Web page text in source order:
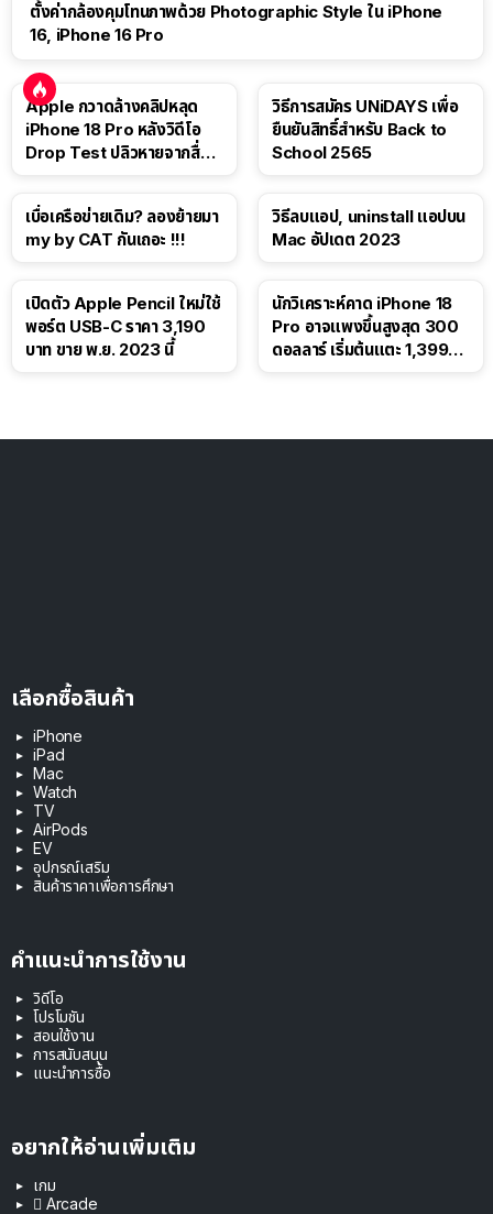
ตั้งค่ากล้องคุมโทนภาพด้วย Photographic Style ใน iPhone
16, iPhone 16 Pro
Apple กวาดล้างคลิปหลุด
iPhone 18 Pro หลังวิดีโอ
Drop Test ปลิวหายจากสื่อ
วิธีการสมัคร UNiDAYS เพื่อ
ยืนยันสิทธิ์สำหรับ Back to
School 2565
เบื่อเครือข่ายเดิม? ลองย้ายมา
my by CAT กันเถอะ !!!
วิธีลบแอป, uninstall แอปบน
Mac อัปเดต 2023
เปิดตัว Apple Pencil ใหม่ใช้
พอร์ต USB-C ราคา 3,190
บาท ขาย พ.ย. 2023 นี้
นักวิเคราะห์คาด iPhone 18
Pro อาจแพงขึ้นสูงสุด 300
ดอลลาร์ เริ่มต้นแตะ 1,399
เลือกซื้อสินค้า
iPhone
iPad
Mac
Watch
TV
AirPods
EV
อุปกรณ์เสริม
สินค้าราคาเพื่อการศึกษา
คำแนะนำการใช้งาน
วิดีโอ
โปรโมชัน
สอนใช้งาน
การสนับสนุน
แนะนำการซื้อ
อยากให้อ่านเพิ่มเติม
เกม
 Arcade